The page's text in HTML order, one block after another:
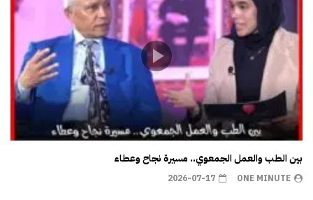
بين الطب والعمل الجمعوي.. مسيرة نجاح وعطاء
ONE MINUTE
2026-07-17